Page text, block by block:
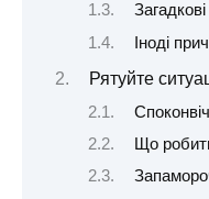
Іноді
Рятуйте
Що